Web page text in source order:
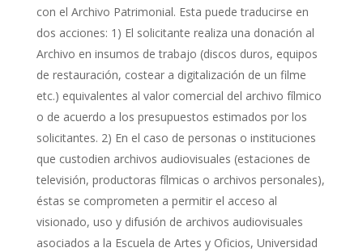
con el Archivo Patrimonial. Esta puede traducirse en
dos acciones: 1) El solicitante realiza una donación al
Archivo en insumos de trabajo (discos duros, equipos
de restauración, costear a digitalización de un filme
etc.) equivalentes al valor comercial del archivo fílmico
o de acuerdo a los presupuestos estimados por los
solicitantes. 2) En el caso de personas o instituciones
que custodien archivos audiovisuales (estaciones de
televisión, productoras fílmicas o archivos personales),
éstas se comprometen a permitir el acceso al
visionado, uso y difusión de archivos audiovisuales
asociados a la Escuela de Artes y Oficios, Universidad